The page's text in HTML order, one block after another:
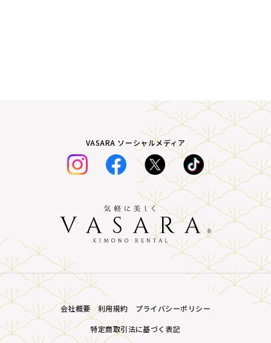
VASARA ソーシャルメディア
会社概要 利用規約
プライバシーポリシー
特定商取引法に基づく表記